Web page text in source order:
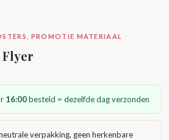
PROMOTIE MATERIAAL
Flyer
16:00besteld = dezelfde dag verzonden
verpakking, geen herkenbare